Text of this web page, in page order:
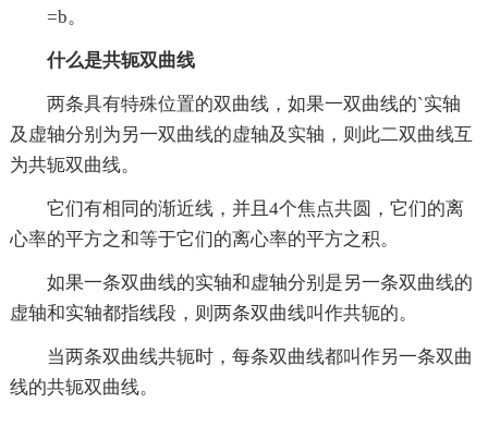
=b。
什么是共轭双曲线
两条具有特殊位置的双曲线，如果一双曲线的`实轴
及虚轴分别为另一双曲线的虚轴及实轴，则此二双曲线互
为共轭双曲线。
它们有相同的渐近线，并且4个焦点共圆，它们的离
心率的平方之和等于它们的离心率的平方之积。
如果一条双曲线的实轴和虚轴分别是另一条双曲线的
虚轴和实轴都指线段，则两条双曲线叫作共轭的。
当两条双曲线共轭时，每条双曲线都叫作另一条双曲
线的共轭双曲线。